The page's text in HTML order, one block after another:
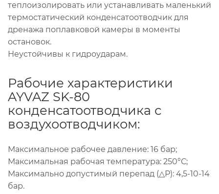
теплоизолировать или устанавливать маленький
термостатический конденсатоотводчик для
дренажа поплавковой камеры в моменты
остановок.
Неустойчивы к гидроударам.
Рабочие характеристики
AYVAZ SK-80
конденсатоотводчика с
воздухоотводчиком:
Максимальное рабочее давление: 16 бар;
Максимальная рабочая температура: 250°С;
Максимально допустимый перепад (△Р): 4,5-10-14
бар.